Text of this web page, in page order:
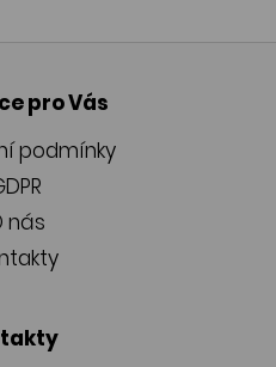
pro Vás
podmínky
nás